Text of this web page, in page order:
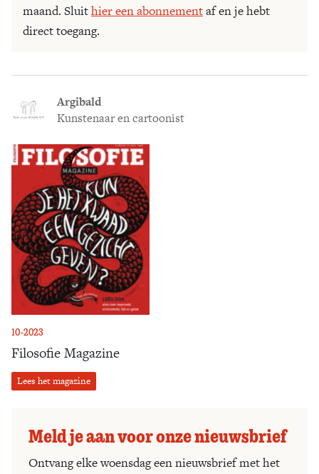
10-2023
Filosofie Magazine
Lees het magazine
maand. Sluithier een abonnementaf en je hebt
direct toegang.
Argibald
Kunstenaar en cartoonist
Meld je aan voor onze nieuwsbrief
Ontvang elke woensdag een nieuwsbrief met het